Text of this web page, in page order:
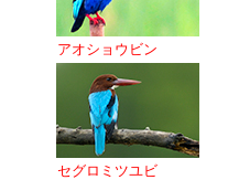
アオショウビン
セグロミツユビ